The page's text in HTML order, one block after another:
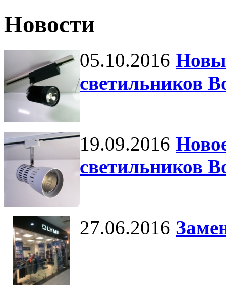
Новости
05.10.2016
светильников
19.09.2016
светильников
27.06.2016